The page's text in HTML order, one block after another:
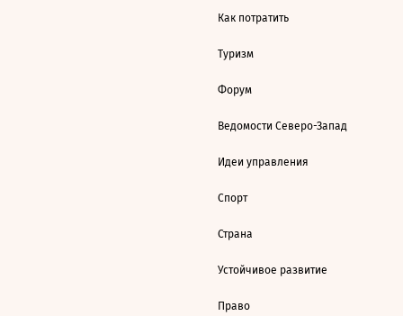
Как потратить
Туризм
Форум
Ведомости Северо-Запад
Идеи управления
Спорт
Страна
Устойчивое развитие
Право